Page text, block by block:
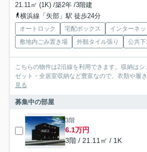
21.11㎡ (1K) /築2年 /3階建
横浜線「矢部」駅 徒歩24分
オートロック 宅配ボックス
インターネ
敷地内ごみ置き場
外観タイル張り 公共
こちらの物件は2沿線を利用できます。収納はシ
ゼット・全居室収納など豊富なので、衣類や履
見る
募集中の部屋
3階
6.1万円
3階 / 21.11㎡ / 1K